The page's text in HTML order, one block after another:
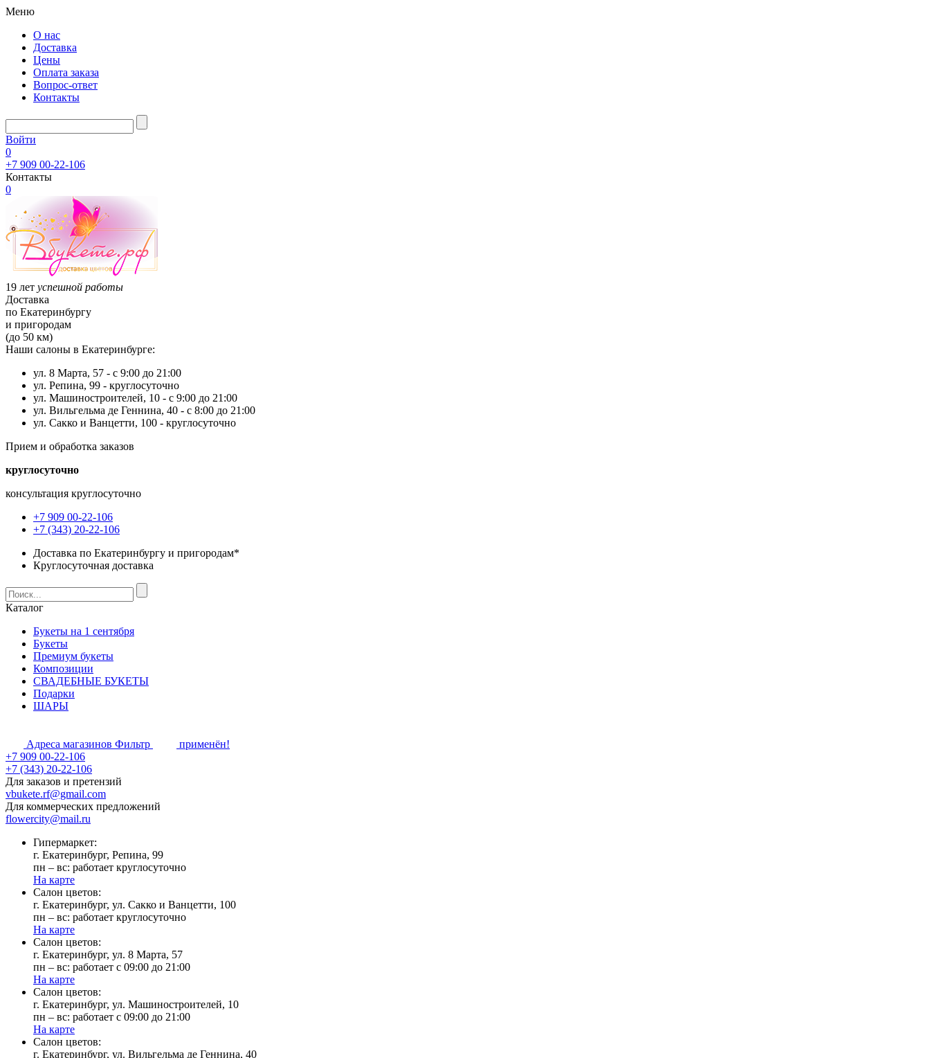
Меню
О нас
Доставка
Цены
Оплата заказа
Вопрос-ответ
Контакты
Войти
0
+7 909 00-22-106
Контакты
0
19 лет успешной работы
Доставка
по Екатеринбургу
и пригородам
(до 50 км)
Наши салоны в Екатеринбурге:
ул. 8 Марта, 57 - с 9:00 до 21:00
ул. Репина, 99 - круглосуточно
ул. Машиностроителей, 10 - с 9:00 до 21:00
ул. Вильгельма де Геннина, 40 - с 8:00 до 21:00
ул. Сакко и Ванцетти, 100 - круглосуточно
Прием и обработка заказов
круглосуточно
консультация круглосуточно
+7 909 00-22-106
+7 (343) 20-22-106
Доставка по Екатеринбургу и пригородам*
Круглосуточная доставка
Каталог
Букеты на 1 сентября
Букеты
Премиум букеты
Композиции
СВАДЕБНЫЕ БУКЕТЫ
Подарки
ШАРЫ
Адреса магазинов Фильтр
применён!
+7 909 00-22-106
+7 (343) 20-22-106
Для заказов и претензий
vbukete.rf@gmail.com
Для коммерческих предложений
flowercity@mail.ru
Гипермаркет:
г. Екатеринбург, Репина, 99
пн – вс: работает круглосуточно
На карте
Cалон цветов:
г. Екатеринбург, ул. Сакко и Ванцетти, 100
пн – вс: работает круглосуточно
На карте
Cалон цветов:
г. Екатеринбург, ул. 8 Марта, 57
пн – вс: работает с 09:00 до 21:00
На карте
Cалон цветов:
г. Екатеринбург, ул. Машиностроителей, 10
пн – вс: работает с 09:00 до 21:00
На карте
Cалон цветов:
г. Екатеринбург, ул. Вильгельма де Геннина, 40